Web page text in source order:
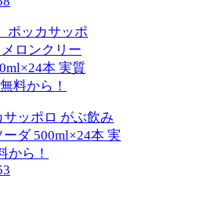
サッポロ がぶ飲み
ダ 500ml×24本 実
から！